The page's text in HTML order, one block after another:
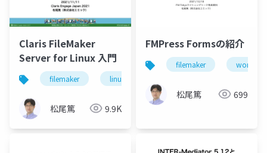
Claris FileMaker
Server for Linux 入門
filemaker linux
松尾篤 9.9K
FMPress Formsの紹介
filemaker
松尾篤 699